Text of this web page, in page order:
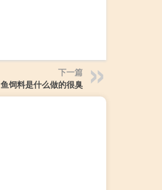
下一篇
鱼饲料是什么做的很臭